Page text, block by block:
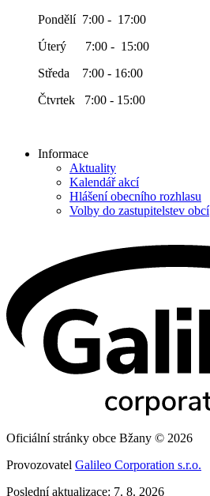
Pondělí 7:00 - 17:00
Úterý 7:00 - 15:00
Středa 7:00 - 16:00
Čtvrtek 7:00 - 15:00
Informace
Aktuality
Kalendář akcí
Hlášení obecního rozhlasu
Volby do zastupitelstev obcí
Oficiální stránky obce Bžany © 2026
Provozovatel Galileo Corporation s.r.o.
Poslední aktualizace: 7. 8. 2026